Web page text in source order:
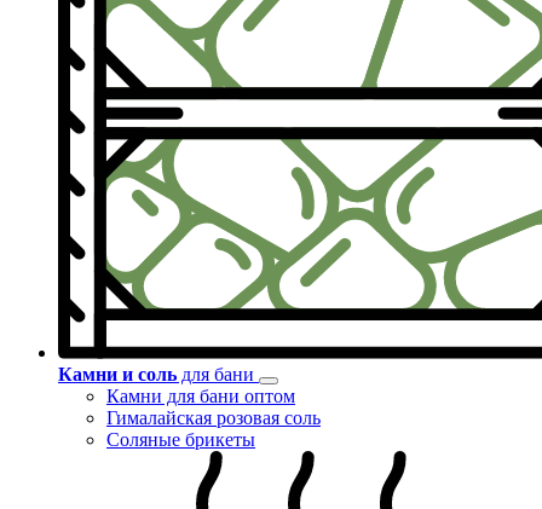
Камни и соль для бани
Камни для бани оптом
Гималайская розовая соль
Соляные брикеты